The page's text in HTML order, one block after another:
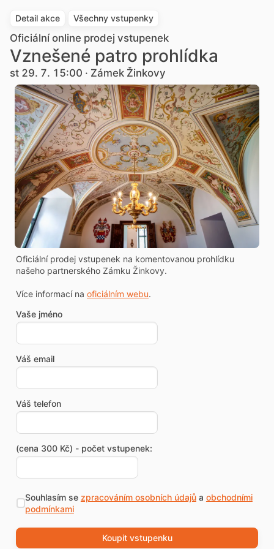
Detail akce Všechny vstupenky
Oficiální online prodej vstupenek
Vznešené patro prohlídka
st 29. 7. 15:00 · Zámek Žinkovy
Oficiální prodej vstupenek na komentovanou prohlídku
našeho partnerského Zámku Žinkovy.
Více informací na oficiálním webu.
Vaše jméno
Váš email
Váš telefon
(cena 300 Kč) - počet vstupenek:
Souhlasím se zpracováním osobních údajůa obchodními
podmínkami
Koupit vstupenku